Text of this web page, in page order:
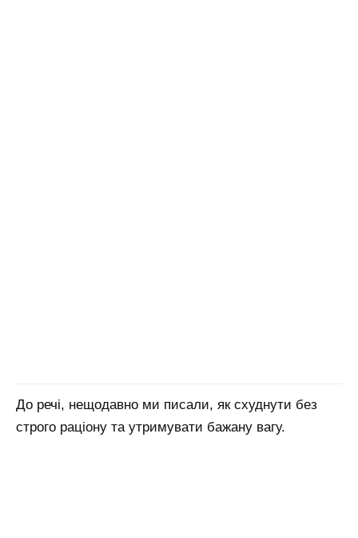
До речі, нещодавно ми писали, як схуднути без
строго раціону та утримувати бажану вагу.